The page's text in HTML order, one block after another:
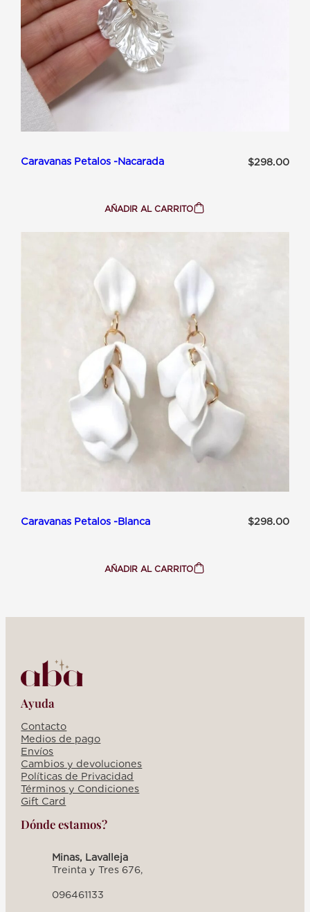
Caravanas Petalos -Nacarada $298.00
AÑADIR AL CARRITO
:
PETALOS
Caravanas Petalos -Blanca $298.00
AÑADIR AL CARRITO
:
Ayuda
Contacto
Medios de pago
Envíos
Cambios y devoluciones
Políticas de Privacidad
Términos y Condiciones
Gift Card
Dónde estamos?
Minas, Lavalleja
Treinta y Tres 676,
096461133